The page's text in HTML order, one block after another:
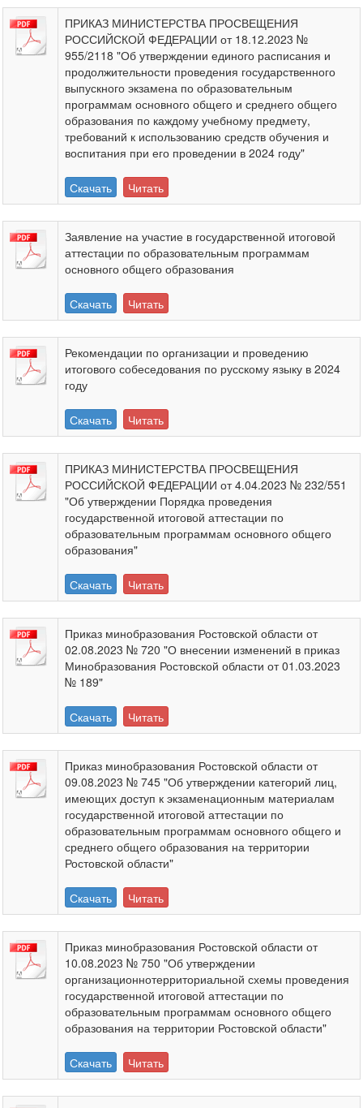
ПРИКАЗ МИНИСТЕРСТВА ПРОСВЕЩЕНИЯ
РОССИЙСКОЙ ФЕДЕРАЦИИ от 18.12.2023 №
955/2118 "Об утверждении единого расписания и
продолжительности проведения государственного
выпускного экзамена по образовательным
программам основного общего и среднего общего
образования по каждому учебному предмету,
требований к использованию средств обучения и
воспитания при его проведении в 2024 году"
Скачать Читать
Заявление на участие в государственной итоговой
аттестации по образовательным программам
основного общего образования
Скачать Читать
Рекомендации по организации и проведению
итогового собеседования по русскому языку в 2024
году
Скачать Читать
ПРИКАЗ МИНИСТЕРСТВА ПРОСВЕЩЕНИЯ
РОССИЙСКОЙ ФЕДЕРАЦИИ от 4.04.2023 № 232/551
"Об утверждении Порядка проведения
государственной итоговой аттестации по
образовательным программам основного общего
образования"
Скачать Читать
Приказ минобразования Ростовской области от
02.08.2023 № 720 "О внесении изменений в приказ
Минобразования Ростовской области от 01.03.2023
№ 189"
Скачать Читать
Приказ минобразования Ростовской области от
09.08.2023 № 745 "Об утверждении категорий лиц,
имеющих доступ к экзаменационным материалам
государственной итоговой аттестации по
образовательным программам основного общего и
среднего общего образования на территории
Ростовской области"
Скачать Читать
Приказ минобразования Ростовской области от
10.08.2023 № 750 "Об утверждении
организационнотерриториальной схемы проведения
государственной итоговой аттестации по
образовательным программам основного общего
образования на территории Ростовской области"
Скачать Читать